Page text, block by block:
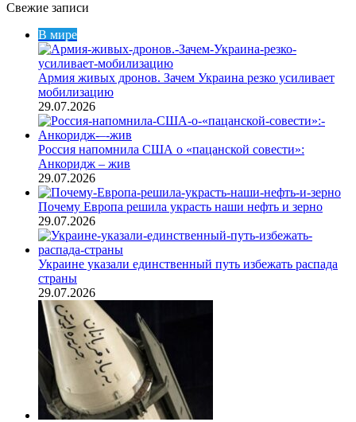
Свежие записи
В мире
Армия живых дронов. Зачем Украина резко усиливает
мобилизацию
29.07.2026
Россия напомнила США о «пацанской совести»:
Анкоридж – жив
29.07.2026
Почему Европа решила украсть наши нефть и зерно
29.07.2026
Украине указали единственный путь избежать распада
страны
29.07.2026